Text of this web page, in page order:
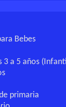
Bebes
a 5 años
primaria